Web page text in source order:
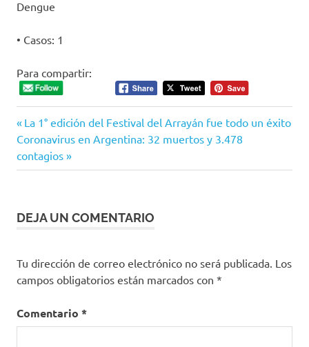
Dengue
• Casos: 1
Para compartir:
Navegación
de
Entrada
anterior:
La 1° edición del Festival del Arrayán fue todo un éxito
Siguiente
entrada:
Coronavirus en Argentina: 32 muertos y 3.478
contagios
DEJA UN COMENTARIO
Tu dirección de correo electrónico no será publicada. Los
campos obligatorios están marcados con *
Comentario *